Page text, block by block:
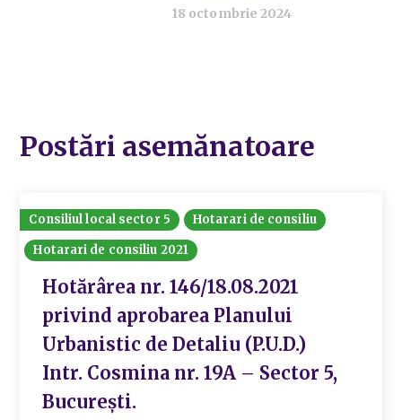
18 octombrie 2024
Postări asemănatoare
Consiliul local sector 5
Hotarari de consiliu
Hotarari de consiliu 2021
Hotărârea nr. 146/18.08.2021
privind aprobarea Planului
Urbanistic de Detaliu (P.U.D.)
Intr. Cosmina nr. 19A – Sector 5,
București.